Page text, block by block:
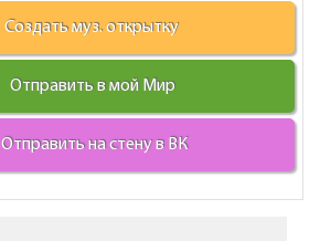
Создать муз. открытку
Отправить в мой Мир
Отправить на стену в ВК